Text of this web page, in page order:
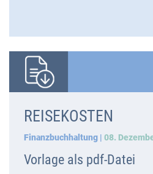
REISEKOSTEN
Finanzbuchhaltung | 08.
Vorlage als pdf-Datei